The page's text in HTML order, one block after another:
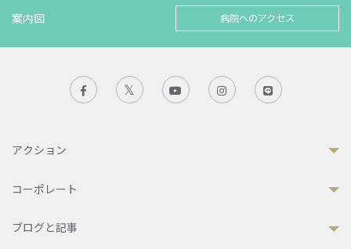
案内図 病院へのアクセス
アクション
コーポレート
ブログと記事